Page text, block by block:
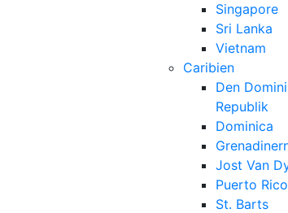
Singapore
Sri Lanka
Vietnam
Caribien
Den
Republik
Dominica
Jost Van
Puerto Rico
St. Barts